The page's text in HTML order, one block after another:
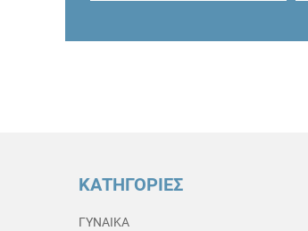
ΚΑΤΗΓΟΡΙΕΣ
ΓΥΝΑΙΚΑ